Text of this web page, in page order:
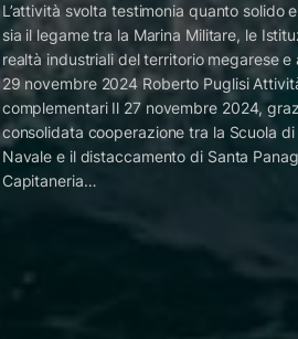
L’attività svolta testimonia quanto solido
sia il legame tra la Marina Militare, le
realtà industriali del territorio megarese e
29 novembre 2024 Roberto Puglisi
complementari Il 27 novembre 2024,
consolidata cooperazione tra la Scuola
Navale e il distaccamento di Santa
Capitaneria…